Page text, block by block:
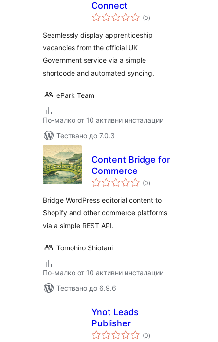
Connect
(0общо
оценки
)
Seamlessly display apprenticeship
vacancies from the official UK
Government service via a simple
shortcode and automated syncing.
ePark Team
По-малко от 10 активни инсталации
Тествано до 7.0.3
Content Bridge for
Commerce
(0общо
оценки
)
Bridge WordPress editorial content to
Shopify and other commerce platforms
via a simple REST API.
Tomohiro Shiotani
По-малко от 10 активни инсталации
Тествано до 6.9.6
Ynot Leads
Publisher
(0общо
оценки
)